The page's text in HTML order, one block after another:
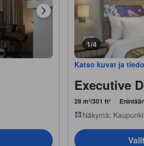
1/4
Katso kuvat ja
Executive
28 m²/301 ft²
Näkymä: Kaupunki